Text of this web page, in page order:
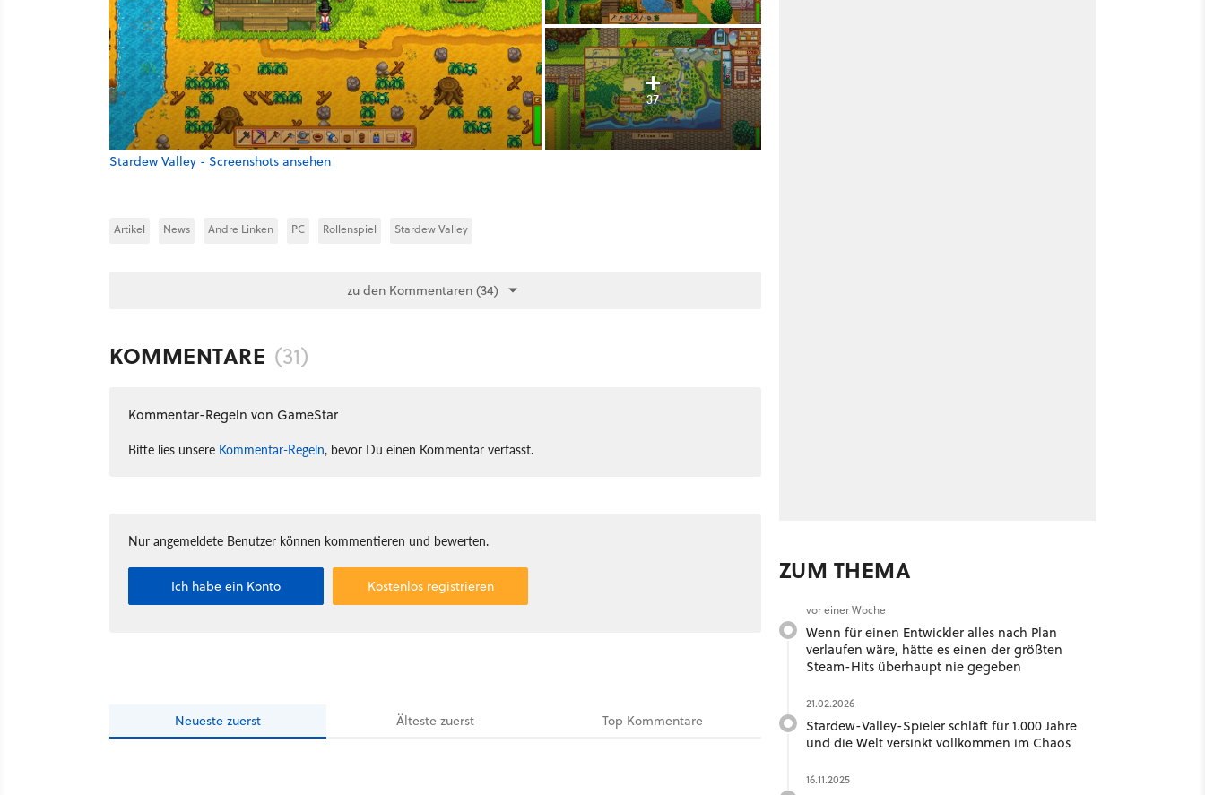
37
Stardew Valley - Screenshots ansehen
Artikel News Andre Linken PC Rollenspiel Stardew Valley
zu den Kommentaren (34)
KOMMENTARE (31)
Kommentar-Regeln von GameStar
Bitte lies unsere Kommentar-Regeln, bevor Du einen Kommentar verfasst.
Nur angemeldete Benutzer können kommentieren und bewerten.
Ich habe ein Konto Kostenlos registrieren
Neueste zuerst Ältestezuerst Top Kommentare
ZUM THEMA
vor einer Woche
Wenn für einen Entwickler alles nach Plan
verlaufen wäre, hätte es einen der größten
Steam-Hits überhaupt nie gegeben
21.02.2026
Stardew-Valley-Spieler schläft für 1.000 Jahre
und die Welt versinkt vollkommen im Chaos
16.11.2025